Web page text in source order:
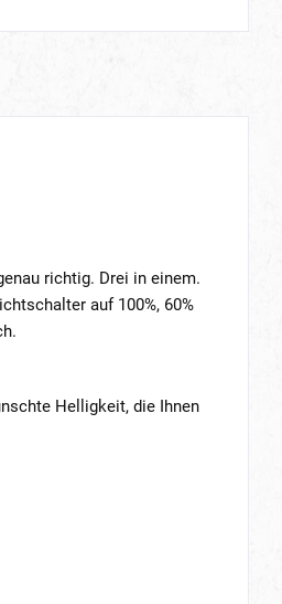
richtig. Drei in einem.
auf 100%, 60%
Helligkeit, die Ihnen